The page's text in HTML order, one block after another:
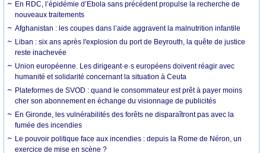
En RDC, l’épidémie d’Ebola sans précédent propulse la recherche de
nouveaux traitements
Afghanistan : les coupes dans l’aide aggravent la malnutrition infantile
Liban : six ans après l'explosion du port de Beyrouth, la quête de justice
reste inachevée
Union européenne. Les dirigeant·e·s européens doivent réagir avec
humanité et solidarité concernant la situation à Ceuta
Plateformes de SVOD : quand le consommateur est prêt à payer moins
cher son abonnement en échange du visionnage de publicités
En Gironde, les vulnérabilités des forêts ne disparaîtront pas avec la
fumée des incendies
Le pouvoir politique face aux incendies : depuis la Rome de Néron, un
exercice de mise en scène ?